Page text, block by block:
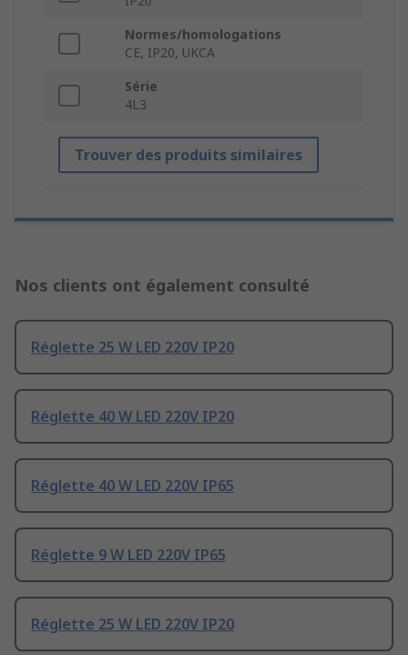
Normes/homologations
CE, IP20, UKCA
Série
4L3
Trouver des produits similaires
Nos clients ont également consulté
Réglette 25 W LED 220V IP20
Réglette 40 W LED 220V IP20
Réglette 40 W LED 220V IP65
Réglette 9 W LED 220V IP65
Réglette 25 W LED 220V IP20